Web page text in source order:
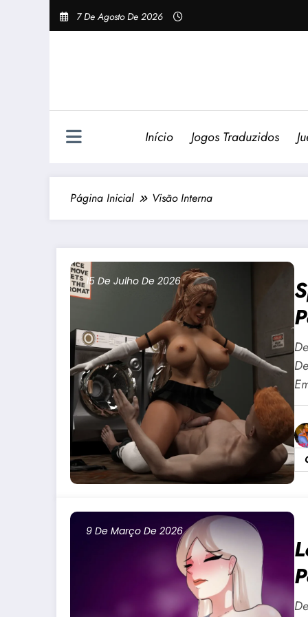
Pular
Para
7 De Agosto De 2026
Início Jogos Traduzidos
Página Inicial Visão Interna
15 De Julho De 2026
9 De Março De 2026